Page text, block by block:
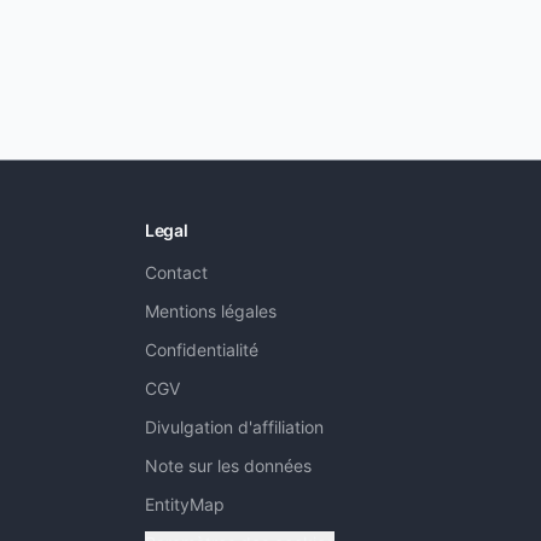
Legal
Contact
Mentions légales
Confidentialité
CGV
Divulgation d'affiliation
Note sur les données
EntityMap